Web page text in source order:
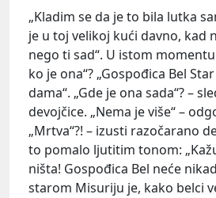
„Kladim se da je to bila lutka
je u toj velikoj kući davno, kad
nego ti sad“. U istom
ko je ona“? „Gospođica Bel
dama“. „Gde je ona sada“? –
devojčice. „Nema je više“ –
„Mrtva“?! – izusti razočarano
to pomalo ljutitim tonom:
ništa! Gospođica Bel neće
starom Misuriju je, kako belci